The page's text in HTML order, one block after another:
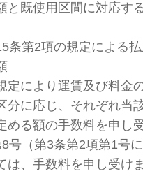
と既使用区間に対応す
条第2項の規定による
定により運賃及び料金
分に応じ、それぞれ当
める額の手数料を申し
号（第3条第2項第1号
は、手数料を申し受け